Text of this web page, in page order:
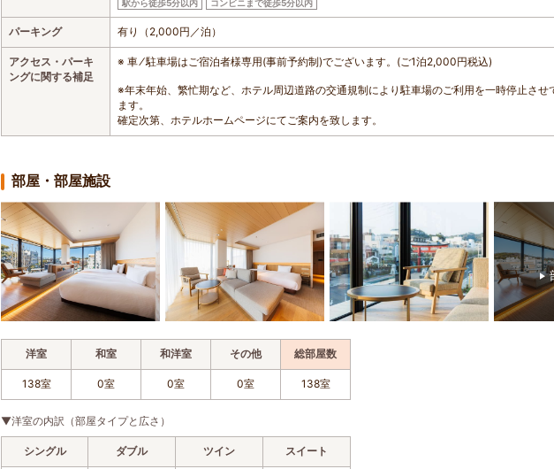
駅から徒歩5分以内 コンビニまで徒歩5分以内
パーキング 有り（2,000円／泊）
アクセス・パーキ
ングに関する補足
※ 車 ⁄ 駐車場はご宿泊者様専用(事前予約制)でございます。(ご1泊2,000円税込)
※年末年始、繁忙期など、ホテル周辺道路の交通規制により駐車場のご利用を一時停止させ
ます。
確定次第、ホテルホームページにてご案内を致します。
部屋・部屋施設
洋室 和室 和洋室 その他 総部屋数
138室 0室 0室 0室 138室
▼洋室の内訳（部屋タイプと広さ）
シングル ダブル ツイン スイート